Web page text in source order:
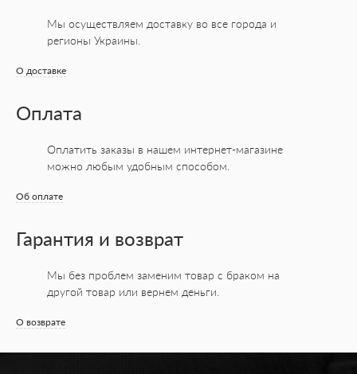
Мы осуществляем доставку во все города и
регионы Украины.
О доставке
Оплата
Оплатить заказы в нашем интернет-магазине
можно любым удобным способом.
Об оплате
Гарантия и возврат
Мы без проблем заменим товар с браком на
другой товар или вернем деньги.
О возврате